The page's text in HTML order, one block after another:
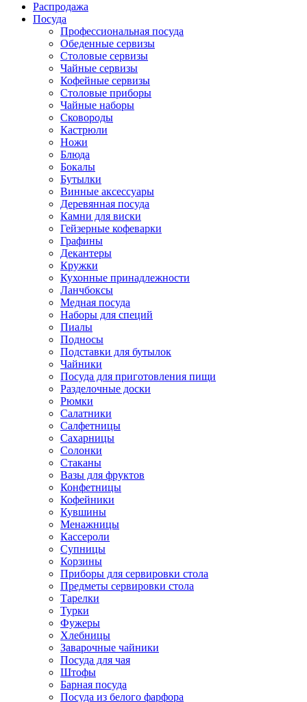
Распродажа
Посуда
Профессиональная посуда
Обеденные сервизы
Столовые сервизы
Чайные сервизы
Кофейные сервизы
Столовые приборы
Чайные наборы
Сковороды
Кастрюли
Ножи
Блюда
Бокалы
Бутылки
Винные аксессуары
Деревянная посуда
Камни для виски
Гейзерные кофеварки
Графины
Декантеры
Кружки
Кухонные принадлежности
Ланчбоксы
Медная посуда
Наборы для специй
Пиалы
Подносы
Подставки для бутылок
Чайники
Посуда для приготовления пищи
Разделочные доски
Рюмки
Салатники
Салфетницы
Сахарницы
Солонки
Стаканы
Вазы для фруктов
Конфетницы
Кофейники
Кувшины
Менажницы
Кассероли
Супницы
Корзины
Приборы для сервировки стола
Предметы сервировки стола
Тарелки
Турки
Фужеры
Хлебницы
Заварочные чайники
Посуда для чая
Штофы
Барная посуда
Посуда из белого фарфора